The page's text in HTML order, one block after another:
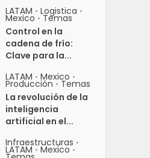
LATAM • Logistica •
Mexico • Temas
Control en la
cadena de frío:
Clave para la...
LATAM • Mexico •
Producción • Temas
La revolución de la
inteligencia
artificial en el...
Infraestructuras •
LATAM • Mexico •